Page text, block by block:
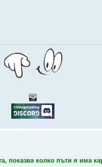
показва колко пъти я има